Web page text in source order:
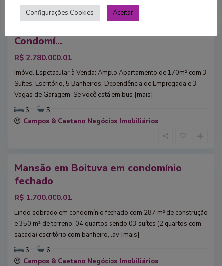
Condomí...
R$ 2.780.000.01
Imóvel Espetacular à Venda: Amplo Apartamento de 170m² com 3
Suítes, Escritório, 5 Banheiros, Dependência de Empregada e 3
Vagas de Garagem Se você está em bus [mais]
3
5
Campos & Caetano Negócios Imobiliários
B
o
i
Mansão em Boituva em condomínio
fechado
R$ 1.700.000.01
Lindo sobrado em condomínio fechado com 287 m² de construção
e 350 m² de terreno, 04 quartos sendo 03 suítes (2 quartos com
sacada) escritório com banheiro, lav [mais]
3
6
Campos & Caetano Negócios Imobiliários
J
a
a
q
u
a
r
a
,
ã
o
P
Configurações Cookies Aceitar